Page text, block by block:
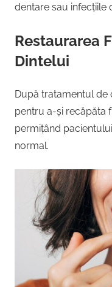
dentare sau infecțiile
Restaurarea
Dintelui
După tratamentul de
pentru a-și recăpăta
permițând
normal.